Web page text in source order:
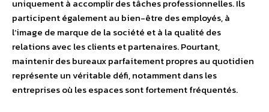
uniquement à accomplir des tâches professionnelles. Ils
participent également au bien-être des employés, à
l’image de marque de la société et à la qualité des
relations avec les clients et partenaires. Pourtant,
maintenir des bureaux parfaitement propres au quotidien
représente un véritable défi, notamment dans les
entreprises où les espaces sont fortement fréquentés.